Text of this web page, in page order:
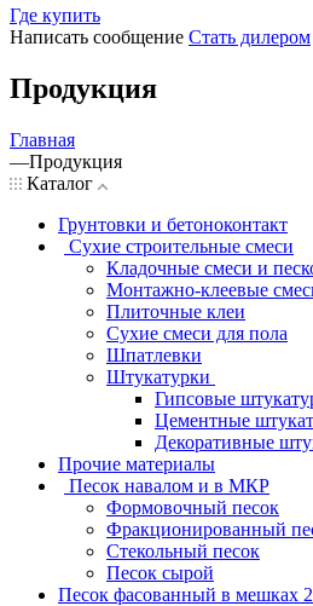
Где купить
Написать сообщение Стать дилером
Продукция
Главная
—Продукция
Каталог
Грунтовки и бетоноконтакт
Сухие строительные смеси
Кладочные смеси и
Монтажно-клеевые
Плиточные клеи
Сухие смеси для пола
Шпатлевки
Штукатурки
Гипсовые
Цементные
Декоративные
Прочие материалы
Песок навалом и в МКР
Формовочный песок
Фракционированный
Стекольный песок
Песок сырой
Песок фасованный в мешках